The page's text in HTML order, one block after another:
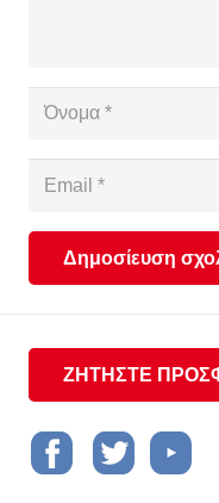
Δημοσίευση
ΖΗΤΗΣΤΕ